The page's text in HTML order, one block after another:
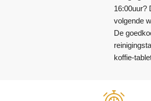
16:00uur?
volgende
De
koffie-